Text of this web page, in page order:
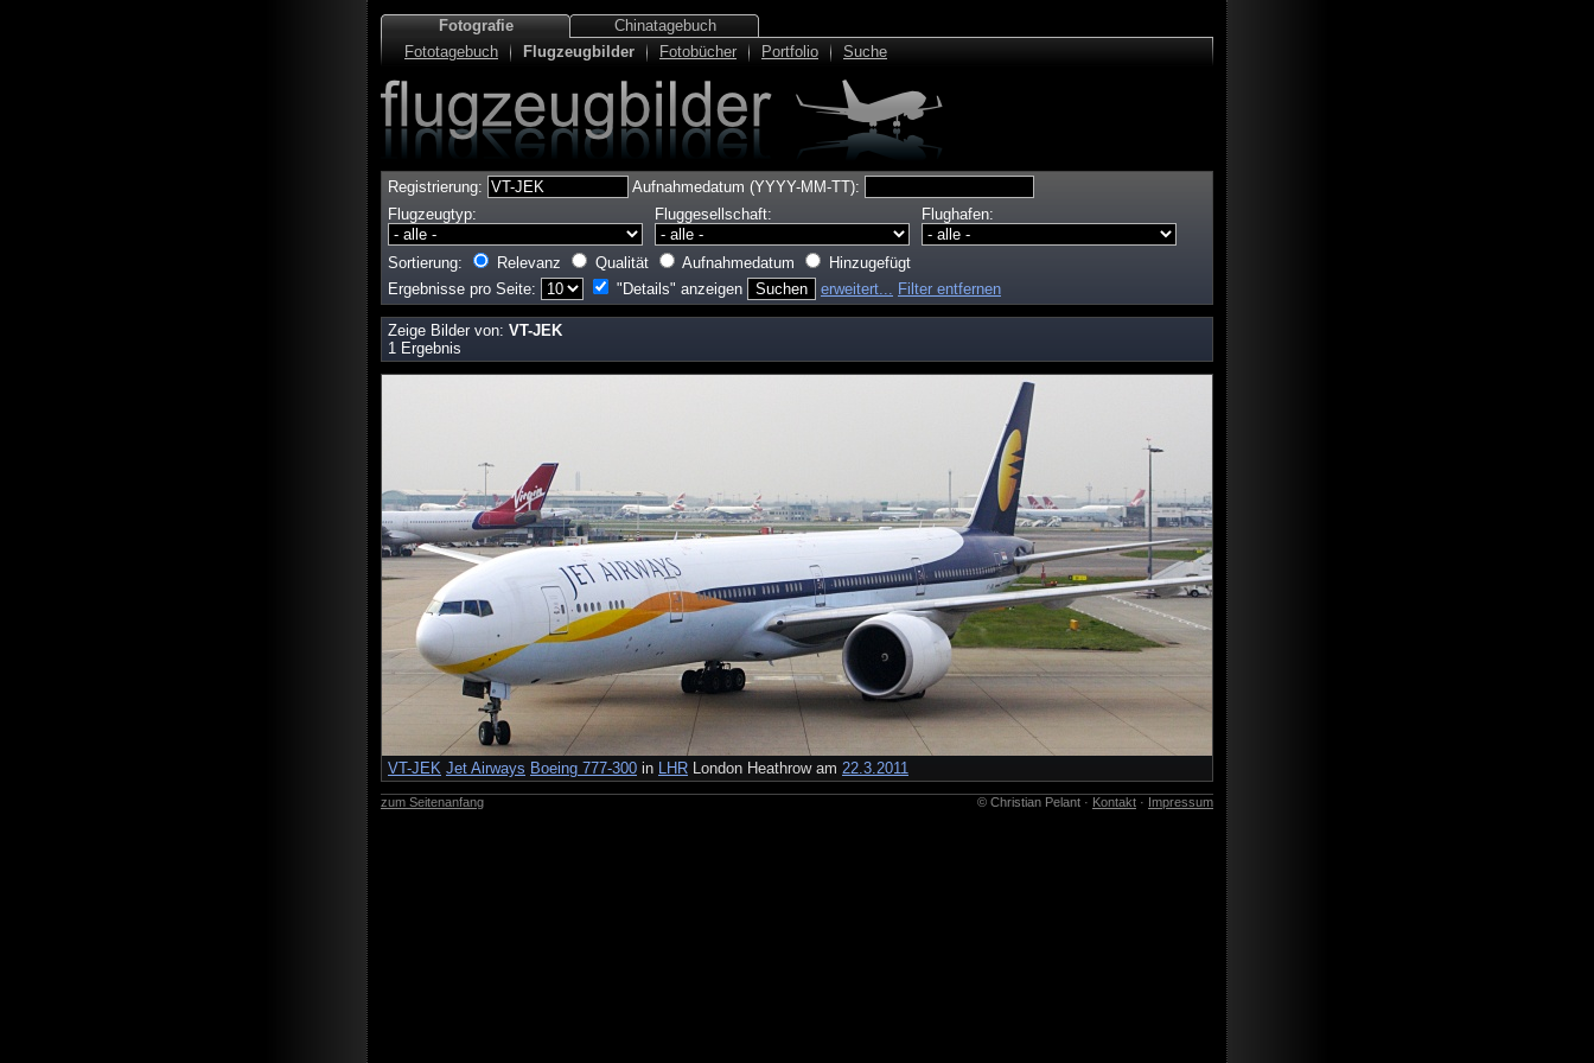
Fotografie
Chinatagebuch
Fototagebuch
Flugzeugbilder Fotobücher Portfolio Suche
Registrierung:
Aufnahmedatum (YYYY-MM-TT):
Flugzeugtyp:
Fluggesellschaft: Flughafen:
Sortierung: Relevanz Qualität Aufnahmedatum
Hinzugefügt
Ergebnisse pro Seite:
"Details" anzeigen erweitert... Filter entfernen
Zeige Bilder von: VT-JEK
1 Ergebnis
VT-JEK Jet Airways Boeing 777-300 in LHR London Heathrow am 22.3.2011
zum Seitenanfang © Christian Pelant · Kontakt · Impressum